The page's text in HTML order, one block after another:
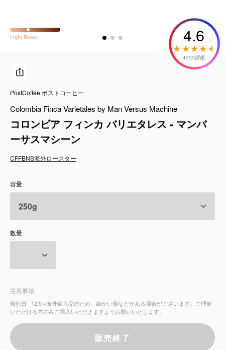
CFFBNS
ギフトセット
リキッド
特集
卸販売
よくある質問
Light Roast 4.6
4件の評価
PostCoffee ポストコーヒー
Colombia Finca Varietales by Man Versus Machine
コロンビア フィンカ バリエタレス - マンバ
ーサスマシーン
CFFBNS海外ロースター
容量
数量
注意事項
焙煎日 : 12/5 ※海外輸入品のため、細かい傷などがある場合がございます。ご理解
いただける方のみご購入いただきますようお願いいたします。
販売終了